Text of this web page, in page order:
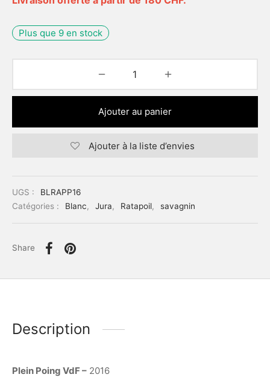
Plus que 9 en stock
Ajouter au panier
Ajouter à la liste d’envies
UGS :
BLRAPP16
Catégories :
Blanc, Jura, Ratapoil, savagnin
Share
Description
Plein Poing VdF – 2016